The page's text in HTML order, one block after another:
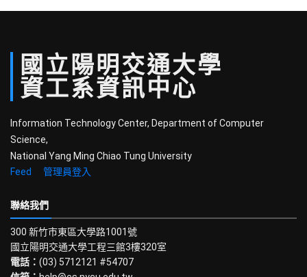
國立 陽明 交通大學
資工系資訊中心
Information Technology Center, Department of Computer
Science,
National Yang Ming Chiao Tung University
Feed
管理員登入
聯絡我們
300 新竹市東區大學路1001號
國立陽明交通大學工程三館3樓320室
電話： (03) 5712121 #54707